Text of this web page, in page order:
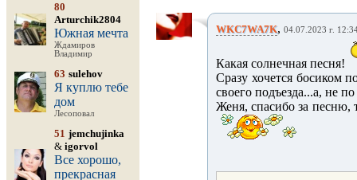
80
Arturchik2804
Южная мечта
Ждамиров
Владимир
63 sulehov
Я куплю тебе
дом
Лесоповал
51 jemchujinka
& igorvol
Все хорошо,
прекрасная
WKC7WA7K, 04.07.2023 г.
Какая солнечная песня!
Сразу хочется босиком
своего подъезда...а, не
Женя, спасибо за песню,